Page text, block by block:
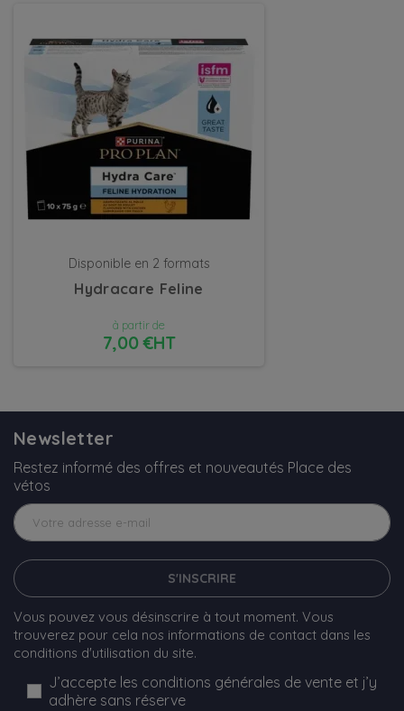
Disponible en 2 formats
Hydracare Feline
à partir de
7,00 €HT
Newsletter
Restez informé des offres et nouveautés Place des
vétos
S'INSCRIRE
Vous pouvez vous désinscrire à tout moment. Vous
trouverez pour cela nos informations de contact dans les
conditions d'utilisation du site.
J’accepte les conditions générales de vente et j’y
adhère sans réserve